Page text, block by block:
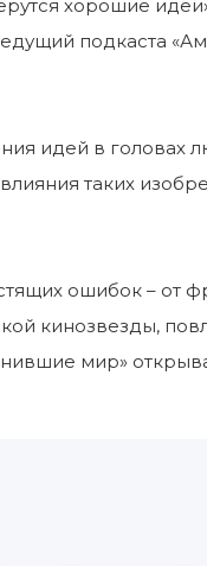
хорошие
подкаста
идей в головах
таких
ошибок – от
кинозвезды,
мир»